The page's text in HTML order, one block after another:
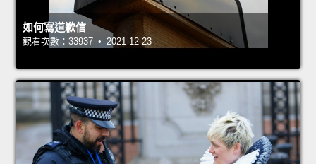
如何寫道歉信
觀看次數：33937 • 2021-12-23